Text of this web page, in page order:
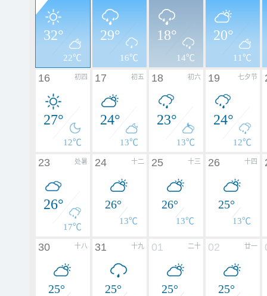
32°
22℃
29°
16℃
18°
14℃
20°
11℃
初四
16
27°
12℃
初五
17
24°
13℃
初六
18
23°
13℃
七夕节
19
24°
12℃
处暑
23
26°
17℃
十二
24
26°
13℃
十三
25
26°
13℃
十四
26
25°
13℃
十八
30
25°
十九
31
25°
二十
01
25°
廿一
02
25°